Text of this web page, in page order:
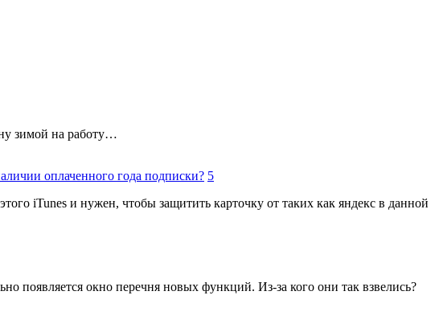
зимой на работу…
оплаченного года подписки? 5
iTunes и нужен, чтобы защитить карточку от таких как яндекс в данной
появляется окно перечня новых функций. Из-за кого они так взвелись?